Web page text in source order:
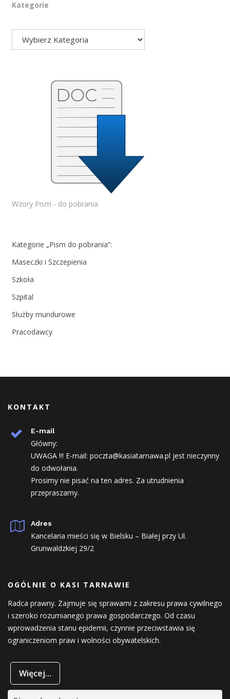
Kategorie
Wzory Pism - do pobrania
Kategorie „Pism do pobrania”:
Maseczki i Szczepienia
Szkoła
Szpital
Służby mundurowe
Pracodawcy
KONTAKT
E-mail
Główny:
UWAGA !!! E-mail: poczta@kasiatarnawa.pl jest nieczynny
do odwołania.
Prosimy nie pisać na ten adres. Za utrudnienia
przepraszamy.
Adres
Kancelaria mieści się w Bielsku – Białej przy Ul.
Grunwaldzkiej 29/2
OGÓLNIE O KASI TARNAWIE
Radca prawny. Zajmuje się sprawami z zakresu prawa cywilnego
i szeroko rozumianego prawa gospodarczego. Od czasu
wprowadzenia stanu epidemii, czynnie przeciwstawia się
ograniczeniom praw i wolności obywatelskich.
Więcej...